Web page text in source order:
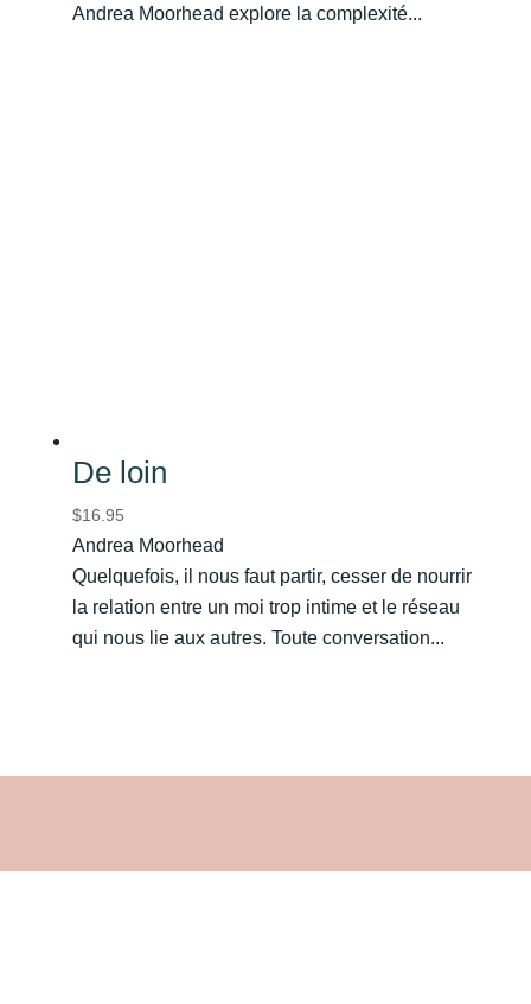
Andrea Moorhead explore la complexité...
De loin
$16.95
Andrea Moorhead
Quelquefois, il nous faut partir, cesser de nourrir
la relation entre un moi trop intime et le réseau
qui nous lie aux autres. Toute conversation...